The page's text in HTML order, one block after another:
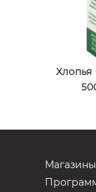
Магазины